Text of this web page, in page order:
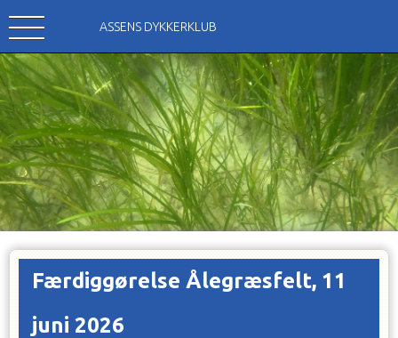
ASSENS DYKKERKLUB
Færdiggørelse Ålegræsfelt, 11
juni 2026